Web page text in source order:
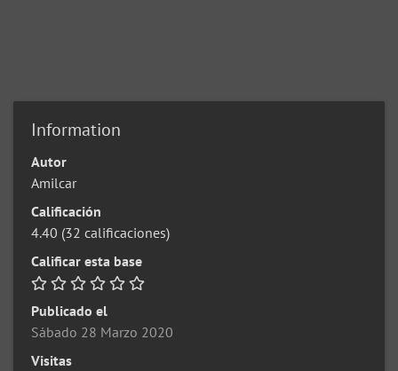
Information
Autor
Amilcar
Calificación
4.40 (32 calificaciones)
Calificar esta base
Publicado el
Sábado 28 Marzo 2020
Visitas